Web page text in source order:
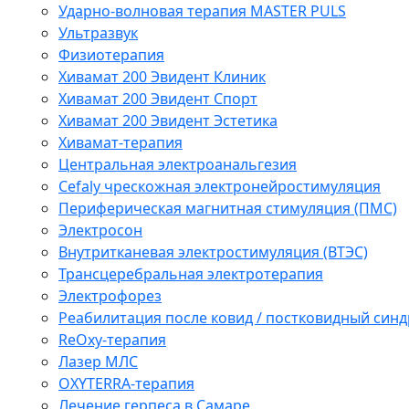
Ударно-волновая терапия MASTER PULS
Ультразвук
Физиотерапия
Хивамат 200 Эвидент Клиник
Хивамат 200 Эвидент Спорт
Хивамат 200 Эвидент Эстетика
Хивамат-терапия
Центральная электроанальгезия
Cefaly чреcкожная электронейростимуляция
Периферическая магнитная стимуляция (ПМС)
Электросон
Внутритканевая электростимуляция (ВТЭС)
Трансцеребральная электротерапия
Электрофорез
Реабилитация после ковид / постковидный
ReOxy-терапия
Лазер МЛС
OXYTERRA-терапия
Лечение герпеса в Самаре